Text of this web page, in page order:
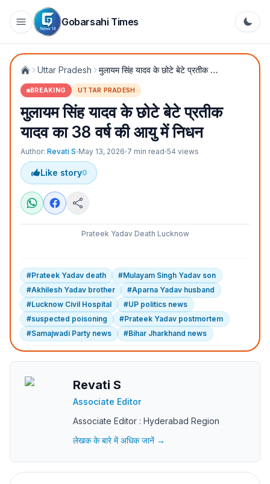
Gobarsahi Times
Uttar Pradesh मुलायम सिंह यादव के छोटे बेटे प्रतीक यादव का 38 वर्ष की आयु में निधन
BREAKING UTTAR PRADESH
मुलायम सिंह यादव के छोटे बेटे प्रतीक
यादव का 38 वर्ष की आयु में निधन
Author: Revati S May 13, 2026 7 min read 54 views
Like story0
Prateek Yadav Death Lucknow
#Prateek Yadav death #Mulayam Singh Yadav son
#Akhilesh Yadav brother #Aparna Yadav husband
#Lucknow Civil Hospital #UP politics news
#suspected poisoning #Prateek Yadav postmortem
#Samajwadi Party news #Bihar Jharkhand news
Revati S
Associate Editor
Associate Editor : Hyderabad Region
लेखक के बारे में अधिक जानें →